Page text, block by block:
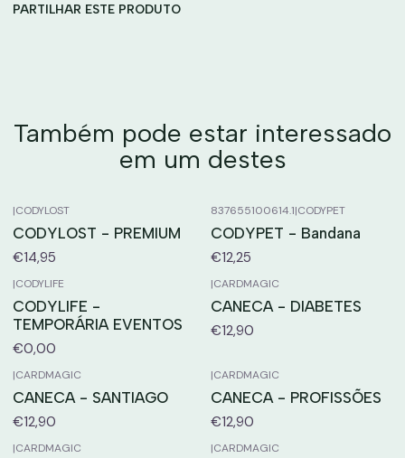
PARTILHAR ESTE PRODUTO
Também pode estar interessado
em um destes
|CODYLOST
CODYLOST - PREMIUM
€14,95
837655100614.1|CODYPET
CODYPET - Bandana
€12,25
|CODYLIFE
CODYLIFE -
TEMPORÁRIA EVENTOS
€0,00
|CARDMAGIC
CANECA - DIABETES
€12,90
|CARDMAGIC
CANECA - SANTIAGO
€12,90
|CARDMAGIC
CANECA - PROFISSÕES
€12,90
|CARDMAGIC |CARDMAGIC